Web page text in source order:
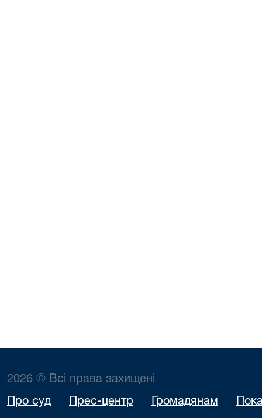
2026 © Всі права захищені
Про суд Прес-центр Громадянам